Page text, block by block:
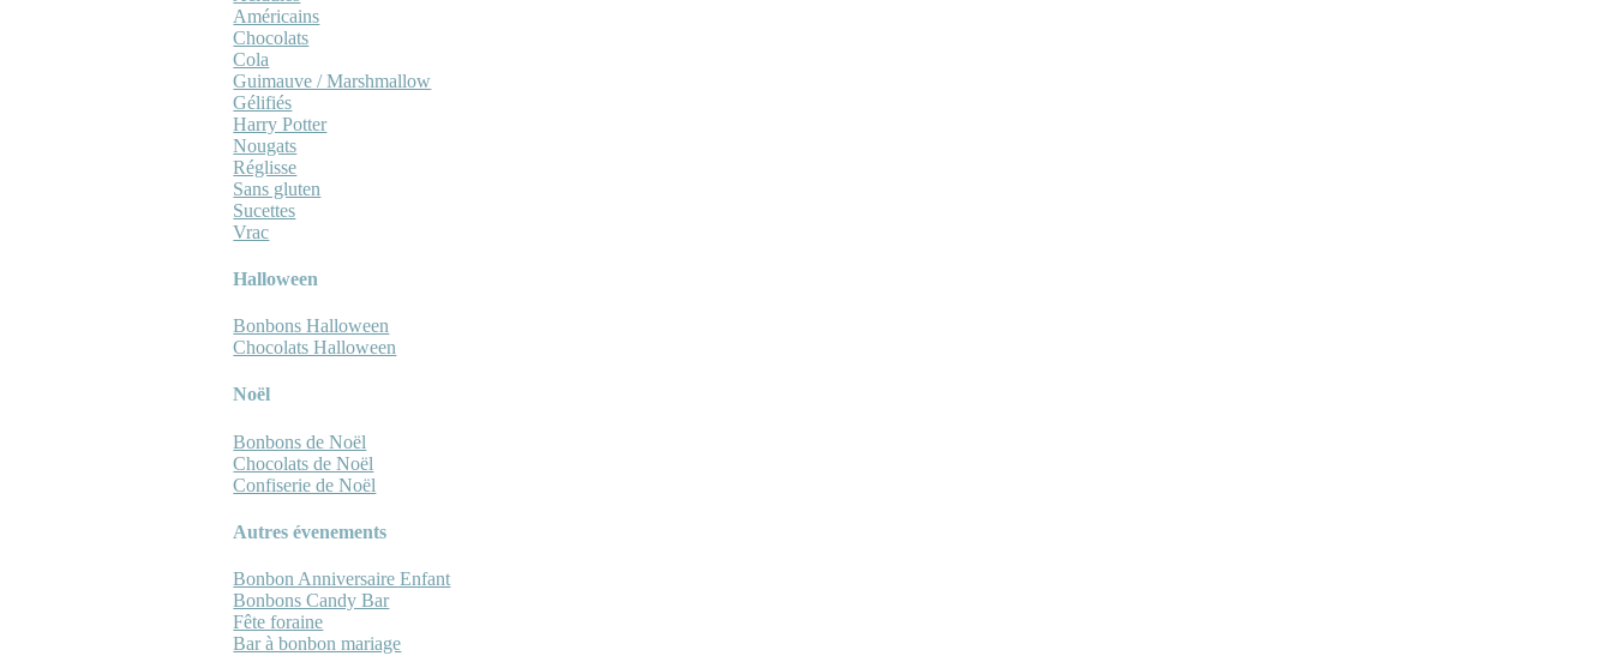
Américains
Chocolats
Cola
Guimauve / Marshmallow
Gélifiés
Harry Potter
Nougats
Réglisse
Sans gluten
Sucettes
Vrac
Halloween
Bonbons Halloween
Chocolats Halloween
Noël
Bonbons de Noël
Chocolats de Noël
Confiserie de Noël
Autres évenements
Bonbon Anniversaire Enfant
Bonbons Candy Bar
Fête foraine
Bar à bonbon mariage